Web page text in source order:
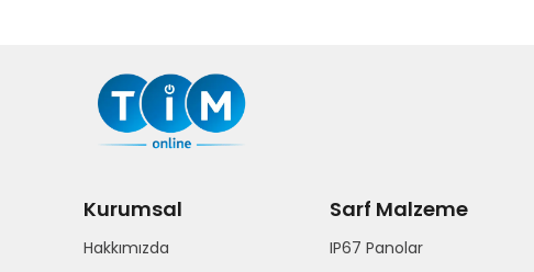
Kurumsal
Hakkımızda
Sarf Malzeme
IP67 Panolar